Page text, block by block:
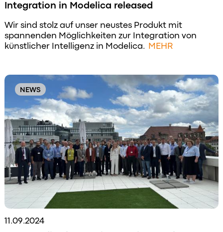
Integration in Modelica released
Wir sind stolz auf unser neustes Produkt mit
spannenden Möglichkeiten zur Integration von
künstlicher Intelligenz in Modelica.
MEHR
NEWS
11.09.2024